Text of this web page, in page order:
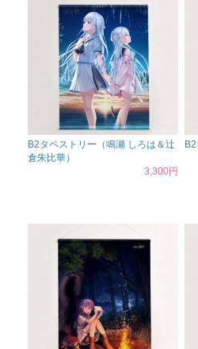
B2タペストリー（鳴瀬 しろは＆辻
倉朱比華）
3,300円